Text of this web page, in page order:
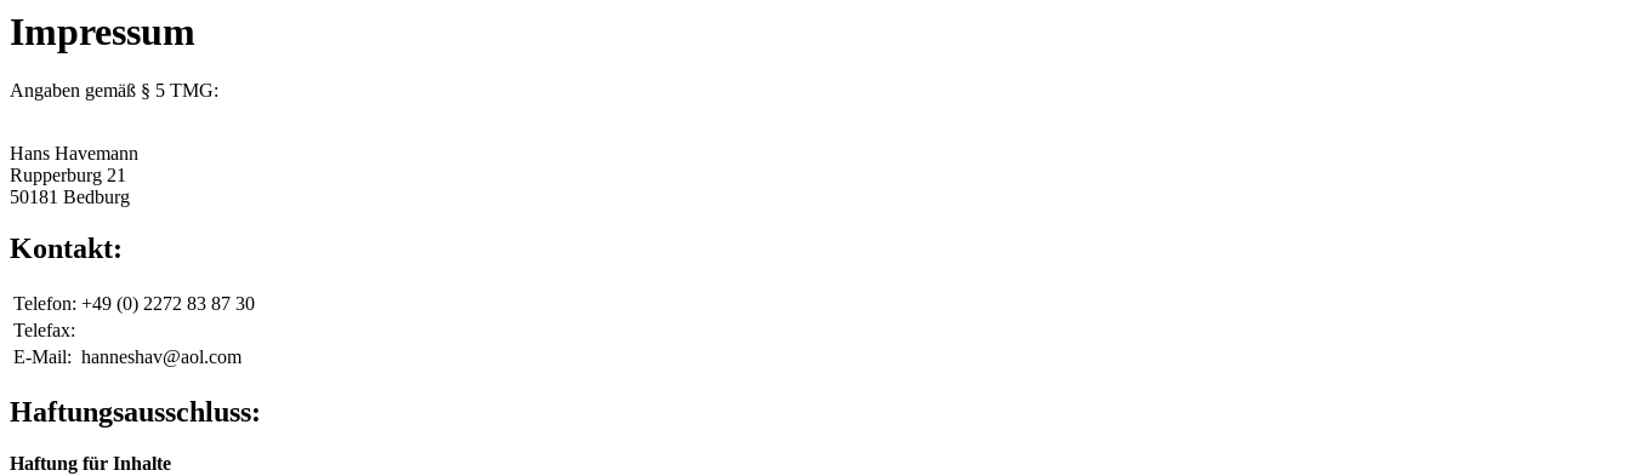
Impressum
Angaben gemäß § 5 TMG:
Hans Havemann
Rupperburg 21
50181 Bedburg
Kontakt:
Telefon: +49 (0) 2272 83 87 30
Telefax:
E-Mail: hanneshav@aol.com
Haftungsausschluss:
Haftung für Inhalte